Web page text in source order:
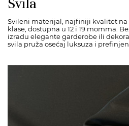
Svila
Svileni materijal, najfiniji kvalitet na
klase, dostupna u 12 i 19 momma.
izradu elegante garderobe ili
svila pruža osećaj luksuza i